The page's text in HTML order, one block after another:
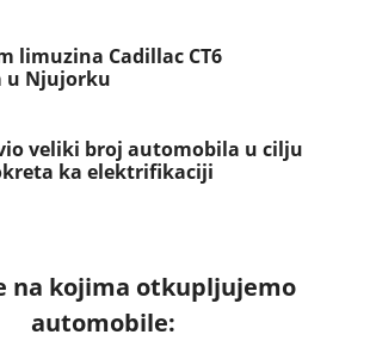
limuzina Cadillac CT6
u Njujorku
veliki broj automobila u cilju
ka elektrifikaciji
na kojima otkupljujemo
automobile: